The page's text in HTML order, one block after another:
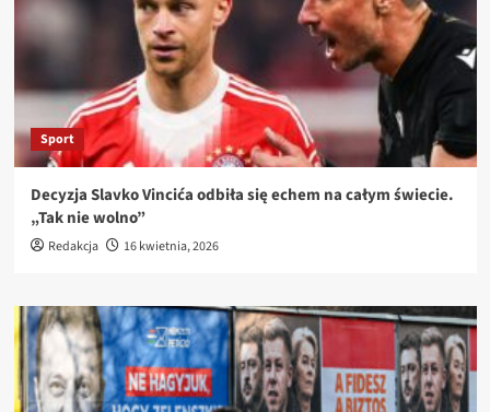
Sport
Decyzja Slavko Vincića odbiła się echem na całym świecie.
„Tak nie wolno”
Redakcja 16 kwietnia, 2026